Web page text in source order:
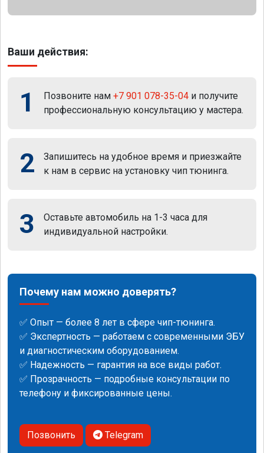
Ваши действия:
1 Позвоните нам +7 901 078-35-04 и получите
профессиональную консультацию у мастера.
2
Запишитесь на удобное время и приезжайте
к нам в сервис на установку чип тюнинга.
3
Оставьте автомобиль на 1-3 часа для
индивидуальной настройки.
Почему нам можно доверять?
✅ Опыт — более 8 лет в сфере чип-тюнинга.
✅ Экспертность — работаем с современными ЭБУ
и диагностическим оборудованием.
✅ Надежность — гарантия на все виды работ.
✅ Прозрачность — подробные консультации по
телефону и фиксированные цены.
Позвонить Telegram